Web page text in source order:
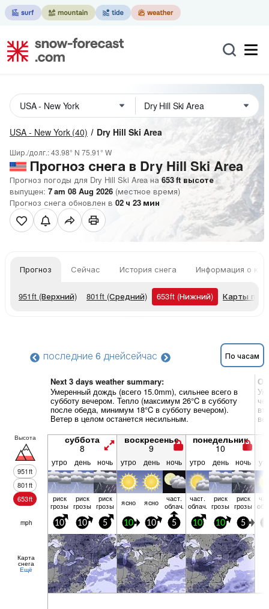
USA - New York (40) Dry Hill Ski Area
Шир./долг.:43.98° N 75.91° W
Прогноз снега в Dry Hill Ski Area
Прогноз погоды для Dry Hill Ski Area на 653ft высоте
выпущен: 7 am 08 Aug 2026 (местное время)
Прогноз снега обновлен в 02 ч 23 мин
Прогноз Сейчас История снега Информация о
951ft (Верхний) 801ft (Средний) 653ft (Нижний) Карты
последние 6 днейсейчас По часам
Next 3 days weather summary:
Умеренный дождь (всего 15.0mm), сильнее всего в
субботу вечером. Тепло (максимум 26°C в субботу
после обеда, минимум 18°C в субботу вечером).
Ветер в целом останется несильным.
Высота
951ft
801ft
653ft
суббота
8
воскресенье
9
понедельник
10
утро день ночь утро день ночь утро день ночь
риск
грозы
риск
грозы
риск
грозы ясно ясно част.
облач.
част.
облач.
риск
грозы
риск
грозы
mph 10 10 5 10 10 5 10 10 5
Карта
снега
Ещё